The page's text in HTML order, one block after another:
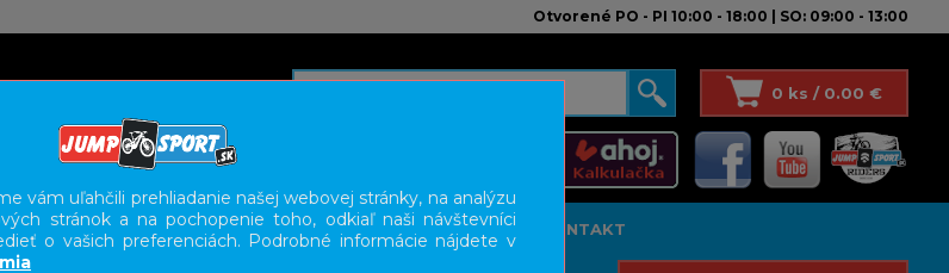
Otvorené PO - PI 10:00 - 18:00 | SO: 09:00 - 13:00
0 ks / 0.00 €
SLUŽBY KARIÉRA BODY GEOMETRY FIT STUDIO KONTAKT
vám uľahčili prehliadanie našej webovej stránky, na analýzu
stránok a na pochopenie toho, odkiaľ naši návštevníci
o vašich preferenciách. Podrobné informácie nájdete v